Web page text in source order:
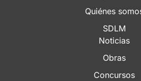
Quiénes
SDLM
Noticias
Obras
Concursos